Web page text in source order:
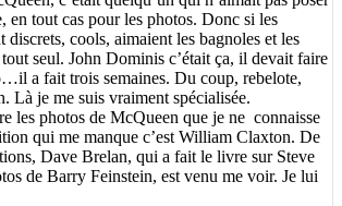
en tout cas pour les photos. Donc si les
discrets, cools, aimaient les bagnoles et les
tout seul. John Dominis c’était ça, il devait faire
a fait trois semaines. Du coup, rebelote,
Là je me suis vraiment spécialisée.
les photos de McQueen que je ne connaisse
qui me manque c’est William Claxton. De
Dave Brelan, qui a fait le livre sur Steve
de Barry Feinstein, est venu me voir. Je lui